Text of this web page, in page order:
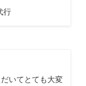
行
いてとても大変